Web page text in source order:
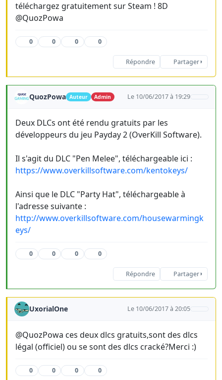
téléchargez gratuitement sur Steam ! 8D
@QuozPowa
0 0 0 0
Répondre Partager
QuozPowa Auteur Admin Le 10/06/2017 à 19:29
Deux DLCs ont été rendu gratuits par les
développeurs du jeu Payday 2 (OverKill Software).
Il s'agit du DLC "Pen Melee", téléchargeable ici :
https://www.overkillsoftware.com/kentokeys/
Ainsi que le DLC "Party Hat", téléchargeable à
l'adresse suivante :
http://www.overkillsoftware.com/housewarmingk
eys/
0 0 0 0
Répondre Partager
UxorialOne Le 10/06/2017 à 20:05
@QuozPowa ces deux dlcs gratuits,sont des dlcs
légal (officiel) ou se sont des dlcs cracké?Merci :)
0 0 0 0